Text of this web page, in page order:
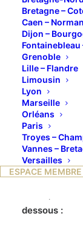
Bretagne –
Caen –
Dijon –
Fontainebleau
Grenoble
Lille – Flandre
Limousin
Lyon
Marseille
Orléans
Paris
Troyes –
Vannes –
Versailles
ESPACE MEMBRE
Ce contenu
dessous :